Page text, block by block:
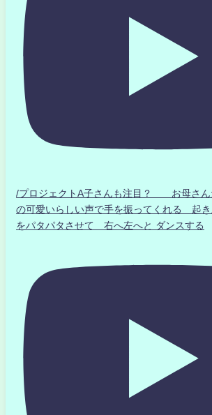
/プロジェクトA子さんも注目？ お母さ
の可愛いらしい声で手を振ってくれる 起
をパタパタさせて 右へ左へと ダンスする